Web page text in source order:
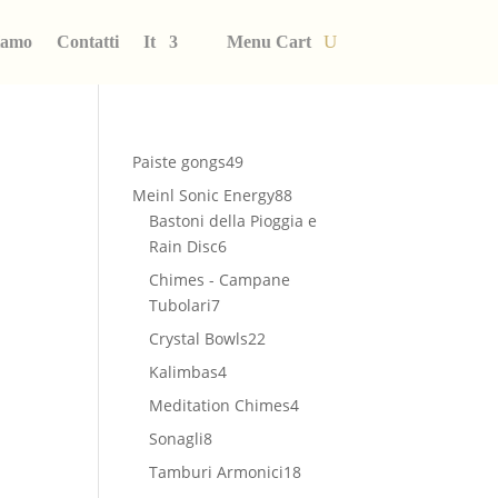
Contatti It Menu Cart
Paiste gongs4949
prodotti
Meinl Sonic Energy8888
prodotti
Bastoni della Pioggia e
Rain Disc66
prodotti
Chimes - Campane
Tubolari77
prodotti
Crystal Bowls22
Kalimbas44
prodotti
Meditation Chimes44
Sonagli88
prodotti
Tamburi Armonici1818